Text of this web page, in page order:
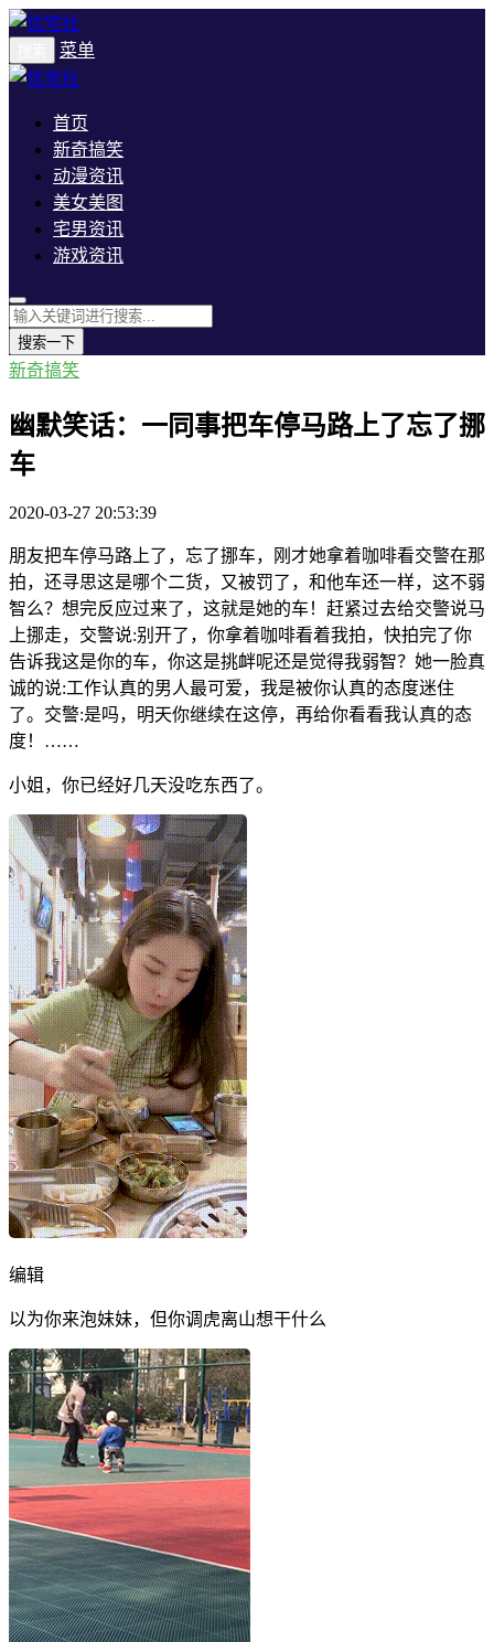
菜单
首页
新奇搞笑
动漫资讯
美女美图
宅男资讯
游戏资讯
搜索一下
新奇搞笑
幽默笑话：一同事把车停马路上了忘了挪
车
2020-03-27 20:53:39
朋友把车停马路上了，忘了挪车，刚才她拿着咖啡看交警在那
拍，还寻思这是哪个二货，又被罚了，和他车还一样，这不弱
智么？想完反应过来了，这就是她的车！赶紧过去给交警说马
上挪走，交警说:别开了，你拿着咖啡看着我拍，快拍完了你
告诉我这是你的车，你这是挑衅呢还是觉得我弱智？她一脸真
诚的说:工作认真的男人最可爱，我是被你认真的态度迷住
了。交警:是吗，明天你继续在这停，再给你看看我认真的态
度！……
小姐，你已经好几天没吃东西了。
编辑
以为你来泡妹妹，但你调虎离山想干什么